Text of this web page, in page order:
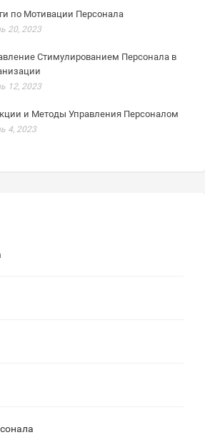
по Мотивации Персонала
20, 2023
Стимулированием Персонала в
12, 2023
и Методы Управления Персоналом
4, 2023